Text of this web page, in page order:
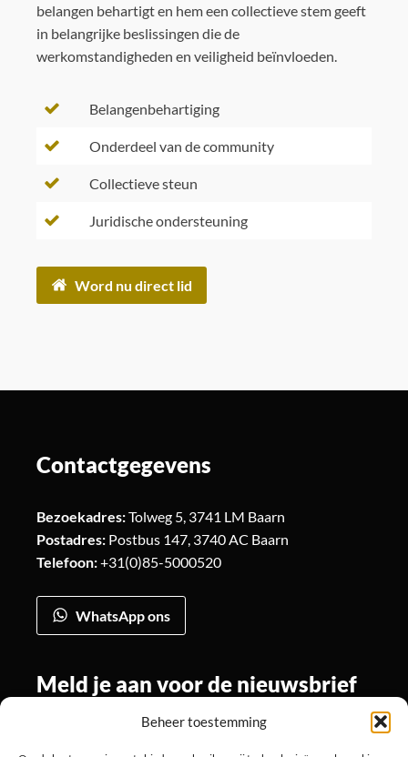
Beheer toestemming
belangen behartigt en hem een collectieve stem geeft
in belangrijke beslissingen die de
werkomstandigheden en veiligheid beïnvloeden.
Belangenbehartiging
Onderdeel van de community
Collectieve steun
Juridische ondersteuning
Word nu direct lid
Contactgegevens
Bezoekadres:Tolweg 5, 3741 LM Baarn
Postadres: Postbus 147, 3740 AC Baarn
Telefoon:+31(0)85-5000520
WhatsApp ons
Meld je aan voor de nieuwsbrief